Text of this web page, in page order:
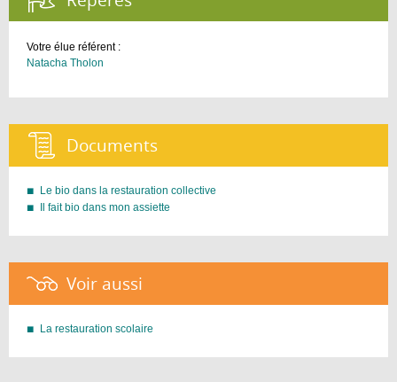
Votre élue référent :
Natacha Tholon
Documents :
Le bio dans la restauration collective
Il fait bio dans mon assiette
Voir aussi :
La restauration scolaire